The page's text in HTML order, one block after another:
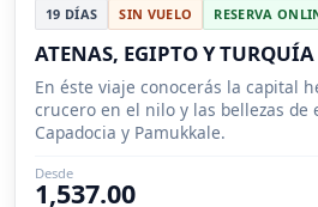
19 DÍAS SIN VUELO RESERVA
ATENAS, EGIPTO Y TURQUÍA
En éste viaje conocerás la capital
crucero en el nilo y las bellezas de
Capadocia y Pamukkale.
Desde
1,537.00